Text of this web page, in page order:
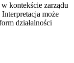
kontekście zarządu
może
działalności